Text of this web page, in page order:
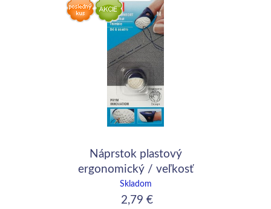
Náprstok plastový
ergonomický / veľkosť
M
Skladom
2,79 €